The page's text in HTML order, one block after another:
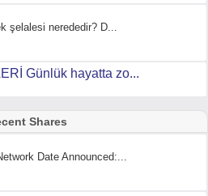
şelalesi nerededir? D...
Günlük hayatta zo...
Shares
Date Announced:...